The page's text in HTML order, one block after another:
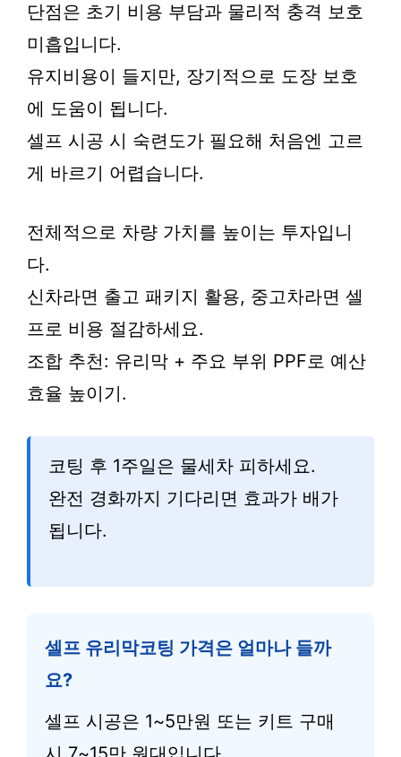
단점은 초기 비용 부담과 물리적 충격 보호
미흡입니다.
유지비용이 들지만, 장기적으로 도장 보호
에 도움이 됩니다.
셀프 시공 시 숙련도가 필요해 처음엔 고르
게 바르기 어렵습니다.
전체적으로 차량 가치를 높이는 투자입니
다.
신차라면 출고 패키지 활용, 중고차라면 셀
프로 비용 절감하세요.
조합 추천: 유리막 + 주요 부위 PPF로 예산
효율 높이기.
코팅 후 1주일은 물세차 피하세요.
완전 경화까지 기다리면 효과가 배가
됩니다.
셀프 유리막코팅 가격은 얼마나 들까
요?
셀프 시공은 1~5만원 또는 키트 구매